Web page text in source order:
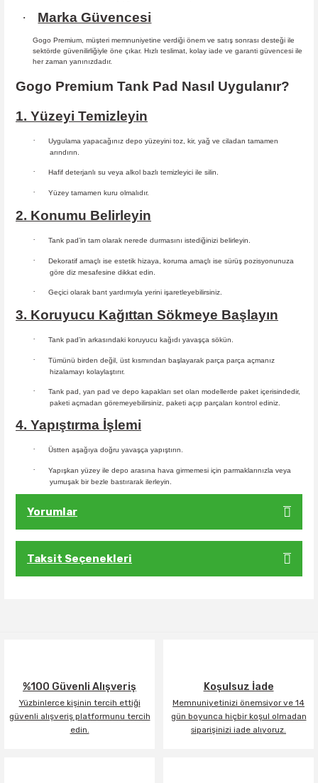
· Marka Güvencesi
Gogo Premium, müşteri memnuniyetine verdiği önem ve satış sonrası desteği ile
sektörde güvenilirliğiyle öne çıkar. Hızlı teslimat, kolay iade ve garanti güvencesi ile
her zaman yanınızdadır.
Gogo Premium Tank Pad Nasıl Uygulanır?
1. Yüzeyi Temizleyin
·
Uygulama yapacağınız depo yüzeyini toz, kir, yağ ve ciladan tamamen
arındırın.
· Hafif deterjanlı su veya alkol bazlı temizleyici ile silin.
· Yüzey tamamen kuru olmalıdır.
2. Konumu Belirleyin
· Tank pad’in tam olarak nerede durmasını istediğinizi belirleyin.
· Dekoratif amaçlı ise estetik hizaya, koruma amaçlı ise sürüş pozisyonunuza
göre diz mesafesine dikkat edin.
· Geçici olarak bant yardımıyla yerini işaretleyebilirsiniz.
3. Koruyucu Kağıttan Sökmeye Başlayın
· Tank pad’in arkasındaki koruyucu kağıdı yavaşça sökün.
·
Tümünü birden değil, üst kısmından başlayarak parça parça açmanız
hizalamayı kolaylaştırır.
·
Tank pad, yan pad ve depo kapakları set olan modellerde paket içerisindedir,
paketi açmadan göremeyebilirsiniz, paketi açıp parçaları kontrol ediniz.
4. Yapıştırma İşlemi
· Üstten aşağıya doğru yavaşça yapıştırın.
·
Yapışkan yüzey ile depo arasına hava girmemesi için parmaklarınızla veya
yumuşak bir bezle bastırarak ilerleyin.
Yorumlar
Taksit Seçenekleri
%100 Güvenli Alışveriş
Yüzbinlerce kişinin tercih ettiği
güvenli alışveriş platformunu tercih
edin.
Koşulsuz İade
Memnuniyetinizi önemsiyor ve 14
gün boyunca hiçbir koşul olmadan
siparişinizi iade alıyoruz.